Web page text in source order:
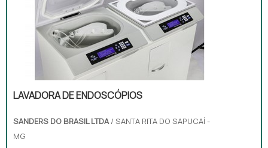
SOBRE DESINFECÇÃO DE ALTO NÍVELHá
muitas maneiras eficientes de demonstrar
competência ...
LAVADORA DE ENDOSCÓPIOS
SANDERS DO BRASIL LTDA/ SANTA RITA DO SAPUCAÍ -
MG